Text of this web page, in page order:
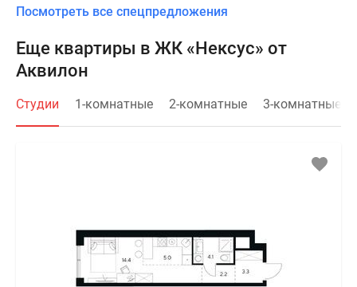
Посмотреть все спецпредложения
Еще квартиры в ЖК «Нексус» от
Аквилон
Студии 1-комнатные 2-комнатные 3-комнатные